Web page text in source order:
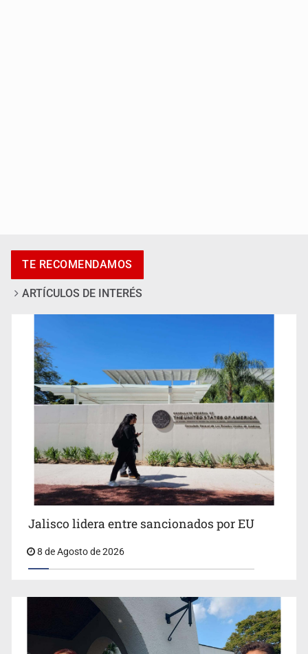
Llaman a mantener legado de Alcalde
Concierto patrio costará 32.9 mdp
TE RECOMENDAMOS
ARTÍCULOS DE INTERÉS
Jalisco lidera entre sancionados por EU
8 de Agosto de 2026